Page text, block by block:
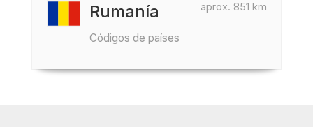
aprox. 851 km
Rumanía
Códigos de países